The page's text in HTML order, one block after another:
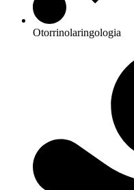
Otorrinolaringologia